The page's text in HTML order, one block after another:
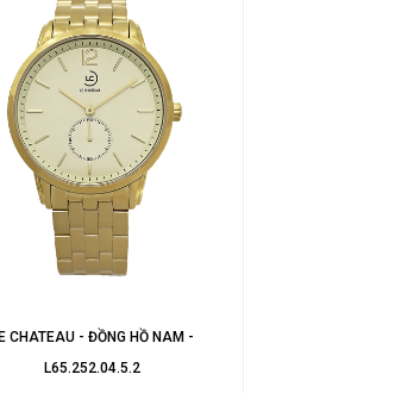
CHATEAU - ĐỒNG HỒ NAM -
L65.252.04.5.2